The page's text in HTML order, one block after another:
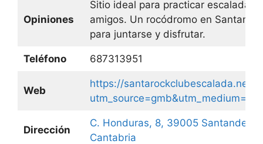
Opiniones
Sitio ideal para practicar escalada
amigos. Un rocódromo en
para juntarse y disfrutar.
Teléfono 687313951
Web
https://
Dirección
C. Honduras, 8, 39005 Santander,
Cantabria